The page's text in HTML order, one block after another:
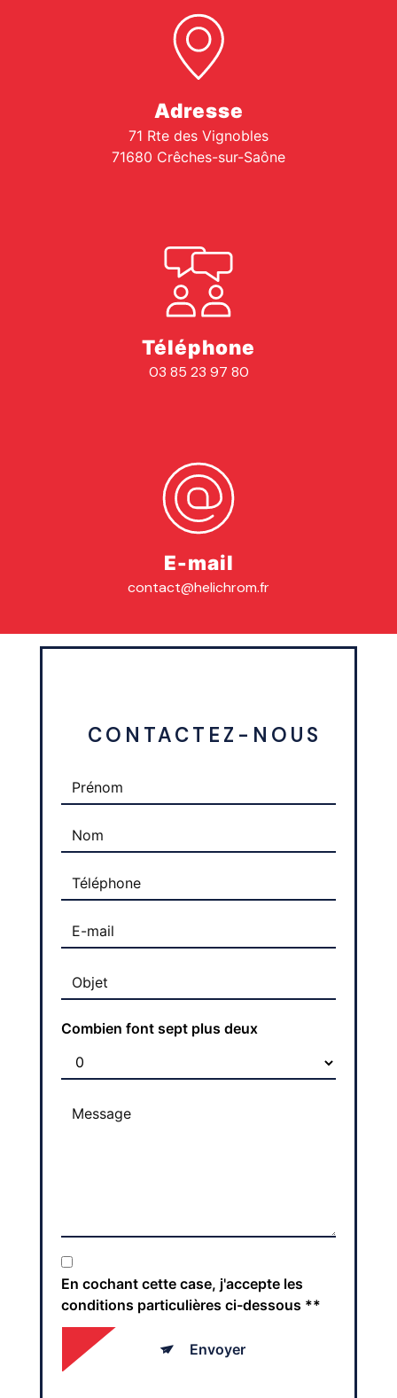
Adresse
71 Rte des Vignobles
71680 Crêches-sur-Saône
Téléphone
03 85 23 97 80
E-mail
contact@helichrom.fr
CONTACTEZ-NOUS
Combien font sept plus deux
En cochant cette case, j'accepte les
conditions particulières ci-dessous **
Envoyer